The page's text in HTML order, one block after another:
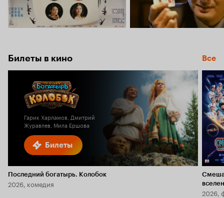
Билеты в кино Все
Билеты
Гарик Харламов, Дмитрий
Журавлев, Мила Ершова
Последний богатырь. Колобок
2026, комедия
2026,